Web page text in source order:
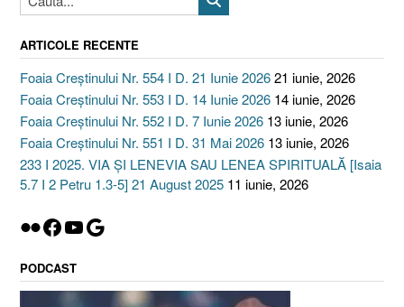
ARTICOLE RECENTE
Foaia Creștinului Nr. 554 I D. 21 Iunie 202621 iunie, 2026
Foaia Creștinului Nr. 553 I D. 14 Iunie 2026 14 iunie, 2026
Foaia Creștinului Nr. 552 I D. 7 Iunie 2026 13 iunie, 2026
Foaia Creștinului Nr. 551 I D. 31 Mai 2026 13 iunie, 2026
233 I 2025. VIA ȘI LENEVIA SAU LENEA SPIRITUALĂ [Isaia
5.7 I 2 Petru 1.3-5] 21 August 2025 11 iunie, 2026
Flickr
Facebook
YouTube
Google
PODCAST